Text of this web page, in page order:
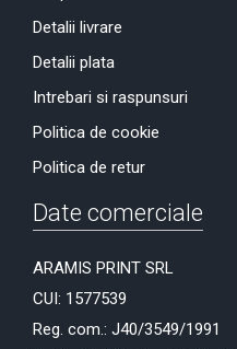
Detalii livrare
Detalii plata
Intrebari si raspunsuri
Politica de cookie
Politica de retur
Date comerciale
ARAMIS PRINT SRL
CUI: 1577539
Reg. com.: J40/3549/1991